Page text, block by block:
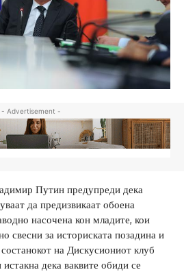
- Advertisement -
Путин предупреди дека
да предизвикаат обоена
насочена кон младите, кои
свесни за историската позадина и
на Дискусиониот клуб
дека ваквите обиди се